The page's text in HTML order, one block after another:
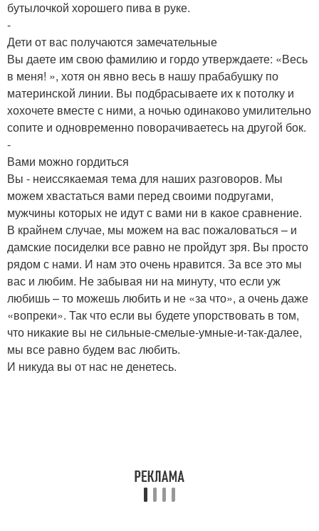
бутылочкой хорошего пива в руке.
-
Дети от вас получаются замечательные
Вы даете им свою фамилию и гордо утверждаете: «Весь
в меня! », хотя он явно весь в нашу прабабушку по
материнской линии. Вы подбрасываете их к потолку и
хохочете вместе с ними, а ночью одинаково умилительно
сопите и одновременно поворачиваетесь на другой бок.
-
Вами можно гордиться
Вы - неиссякаемая тема для наших разговоров. Мы
можем хвастаться вами перед своими подругами,
мужчины которых не идут с вами ни в какое сравнение.
В крайнем случае, мы можем на вас пожаловаться – и
дамские посиделки все равно не пройдут зря. Вы просто
рядом с нами. И нам это очень нравится. За все это мы
вас и любим. Не забывая ни на минуту, что если уж
любишь – то можешь любить и не «за что», а очень даже
«вопреки». Так что если вы будете упорствовать в том,
что никакие вы не сильные-смелые-умные-и-так-далее,
мы все равно будем вас любить.
И никуда вы от нас не денетесь.